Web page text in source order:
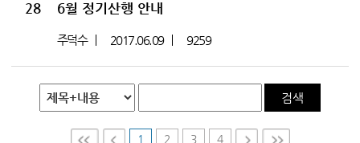
28 6월 정기산행 안내
주덕수 2017.06.09 9259
검색
1 2 3
4